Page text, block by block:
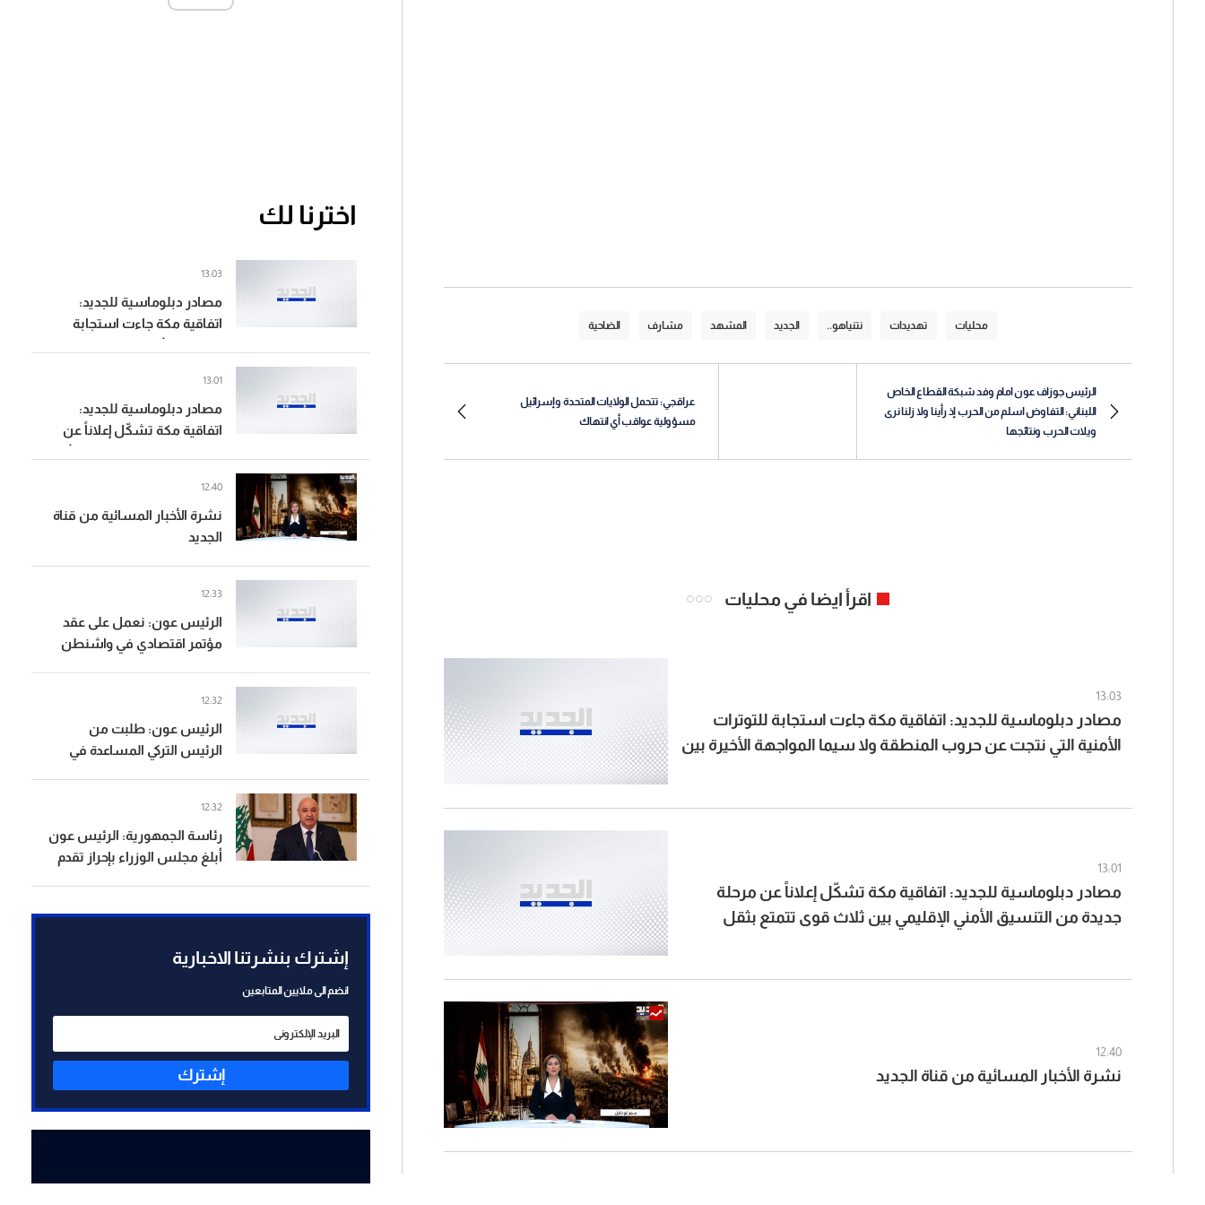
محليات تهديدات نتنياهو.. الجديد المشهد مشارف الضاحية
الرئيس جوزاف عون امام وفد شبكة القطاع الخاص
اللبناني: التفاوض اسلم من الحرب إذ رأينا ولا زلنا نرى
ويلات الحرب ونتائجها
عراقجي: تتحمل الولايات المتحدة وإسرائيل
مسؤولية عواقب أي انتهاك
اقرأ ايضا في محليات
13:03
مصادر دبلوماسية للجديد: اتفاقية مكة جاءت استجابة للتوترات
الأمنية التي نتجت عن حروب المنطقة ولا سيما المواجهة الأخيرة بين
13:01
مصادر دبلوماسية للجديد: اتفاقية مكة تشكّل إعلاناً عن مرحلة
جديدة من التنسيق الأمني الإقليمي بين ثلاث قوى تتمتع بثقل
12:40
نشرة الأخبار المسائية من قناة الجديد
اخترنا لك
مصادر دبلوماسية للجديد:
اتفاقية مكة جاءت استجابة
المواجهة الأخيرة بين إيران
وأميركا وإسرائيل
13:03
مصادر دبلوماسية للجديد:
اتفاقية مكة تشكّل إعلاناً عن
بثقل عسكري وسياسي
وإسلامي
13:01
نشرة الأخبار المسائية من قناة
الجديد
12:40
الرئيس عون: نعمل على عقد
مؤتمر اقتصادي في واشنطن
12:33
الرئيس عون: طلبت من
الرئيس التركي المساعدة في
12:32
رئاسة الجمهورية: الرئيس عون
أبلغ مجلس الوزراء بإحراز تقدم
12:32
إشترك بنشرتنا الاخبارية
انضم الى ملايين المتابعين
إشترك